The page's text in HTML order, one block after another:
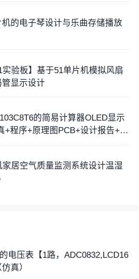
的电子琴设计与乐曲存储播放
实验板】基于51单片机模拟风扇
显示设计
的简易计算器OLED显示
+程序+原理图PCB+设计报告+讲
家居空气质量监测系统设计温湿
电压表【1路，ADC0832,LCD16
真）